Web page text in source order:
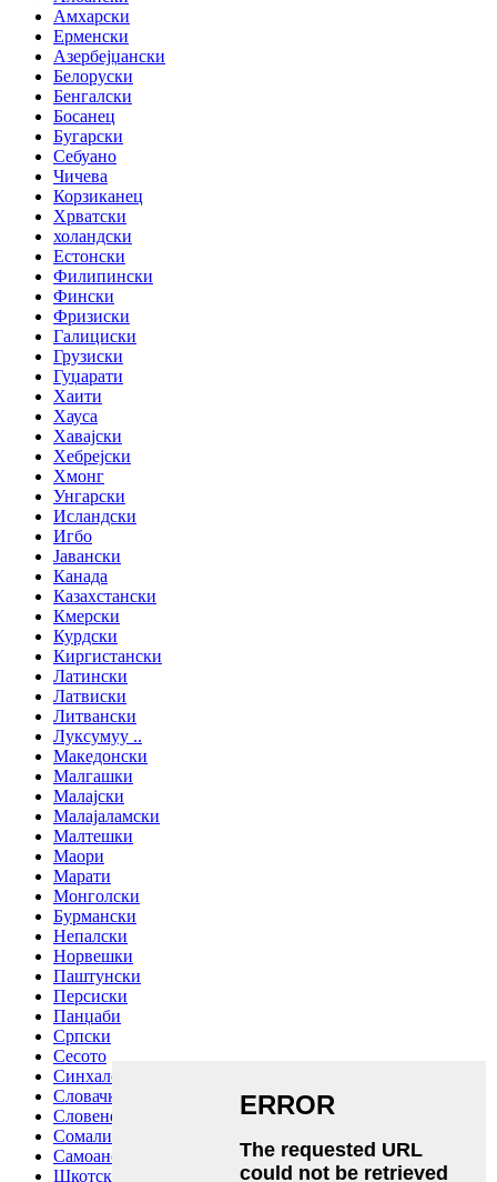
Амхарски
Ерменски
Азербејџански
Белоруски
Бенгалски
Босанец
Бугарски
Себуано
Чичева
Корзиканец
Хрватски
холандски
Естонски
Филипински
Фински
Фризиски
Галициски
Грузиски
Гуџарати
Хаити
Хауса
Хавајски
Хебрејски
Хмонг
Унгарски
Исландски
Игбо
Јавански
Канада
Казахстански
Кмерски
Курдски
Киргистански
Латински
Латвиски
Литвански
Луксумуу ..
Македонски
Малгашки
Малајски
Малајаламски
Малтешки
Маори
Марати
Монголски
Бурмански
Непалски
Норвешки
Паштунски
Персиски
Панџаби
Српски
Сесото
Синхалски јазик
Словачки
Словенечки
Сомалиски
Самоански
Шкотски галски јазик